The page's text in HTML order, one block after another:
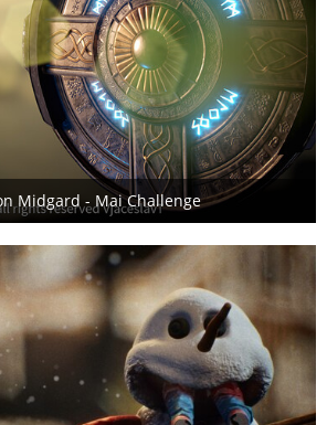
Midgard - Mai Challenge